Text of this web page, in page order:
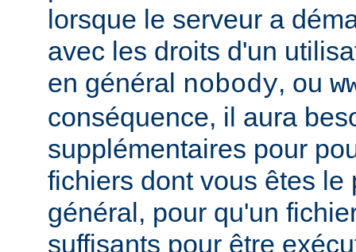
lorsque le serveur a
avec les droits d'un
en général nobody, ou
conséquence, il aura
supplémentaires pour
fichiers dont vous êtes le
général, pour qu'un
suffisants pour être